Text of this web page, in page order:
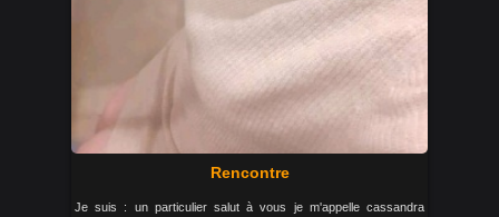
Rencontre
Je suis : un particulier salut à vous je m'appelle cassandra